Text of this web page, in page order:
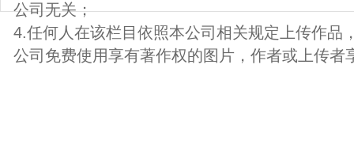
公司无关；
4.任何人在该栏目依照本公司相关规定上传作品
公司免费使用享有著作权的图片，作者或上传者